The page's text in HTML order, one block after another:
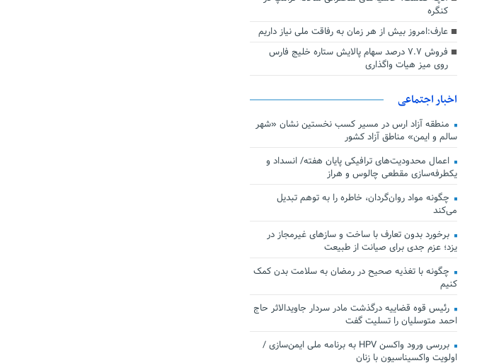
کنگره
عارف:امروز بیش از هر زمان به رفاقت ملی نیاز داریم
فروش ۷.۷ درصد سهام پالایش ستاره خلیج فارس
روی میز هیات واگذاری
اخبار اجتماعی
منطقه آزاد ارس در مسیر کسب نخستین نشان «شهر
سالم و ایمن» مناطق آزاد کشور
اعمال محدودیت‌های ترافیکی پایان هفته/ انسداد و
یکطرفه‌سازی مقطعی چالوس و هراز
چگونه مواد روان‌گردان، خاطره را به توهم تبدیل
می‌کند
برخورد بدون تعارف با ساخت‌ و سازهای غیرمجاز در
یزد؛ عزم جدی برای صیانت از طبیعت
چگونه با تغذیه صحیح در رمضان به سلامت بدن کمک
کنیم
رئیس قوه قضاییه درگذشت مادر سردار جاویدالاثر حاج
احمد متوسلیان را تسلیت گفت
بررسی ورود واکسن HPV به برنامه ملی ایمن‌سازی /
اولویت واکسیناسیون با زنان